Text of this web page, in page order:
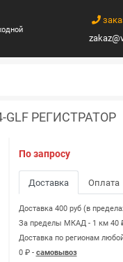
GLF РЕГИСТРАТОР
По запросу
Доставка Оплата
Доставка 400 руб (в
За пределы МКАД - 1 км 40
Доставка по регионам
0 ₽ - самовывоз